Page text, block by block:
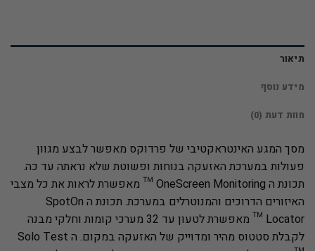
תיאור
מידע נוסף
חוות דעת (0)
מסך המגע האינטראקטיבי של פרדוקס מאפשר לבצע מגוון
פעולות במערכת האזעקה בנוחות ופשוטת שלא נראתה עד כה.
תכונת ה OneScreen Monitoring ™ מאפשרת לראות את כל מצבי
האיזורים הדרוכים והמנוטרלים במערכת. תכונת ה SpotOn
Locator ™ מאפשרת לטעון עד 32 מערכי קומות וחלקי מבנה
לקבלת סטטוס מהיר ומדוייק של האזעקה במקום. ה Solo Test